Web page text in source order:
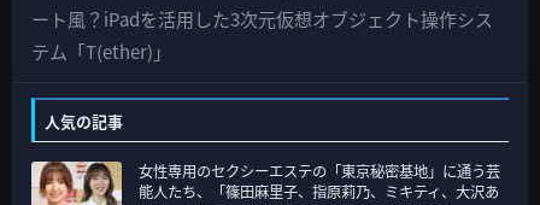
の
カ
リ
ー
ート風？iPadを活用した3次元仮想オブジェクト操作シス
テム「T(ether)」
人気の記事
女性専用のセクシーエステの「東京秘密基地」に通う芸
能人たち、「篠田麻里子、指原莉乃、ミキティ、大沢あ